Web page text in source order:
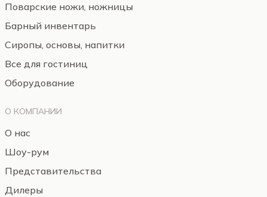
Поварские ножи, ножницы
Барный инвентарь
Сиропы, основы, напитки
Все для гостиниц
Оборудование
О КОМПАНИИ
О нас
Шоу-рум
Представительства
Дилеры